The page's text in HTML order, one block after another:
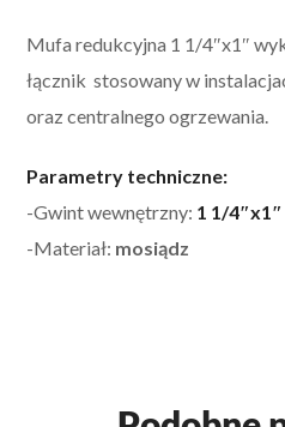
Mufa redukcyjna 1 1/4″x1″
łącznik stosowany w
oraz centralnego ogrzewania.
Parametry techniczne:
-Gwint wewnętrzny: 1 1/4″x1″
-Materiał: mosiądz